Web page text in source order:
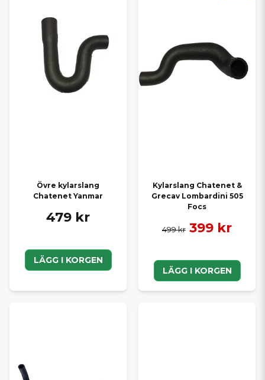
Övre kylarslang
Chatenet Yanmar
479 kr
LÄGG I KORGEN
Kylarslang Chatenet &
Grecav Lombardini 505
Focs
499 kr 399 kr
LÄGG I KORGEN